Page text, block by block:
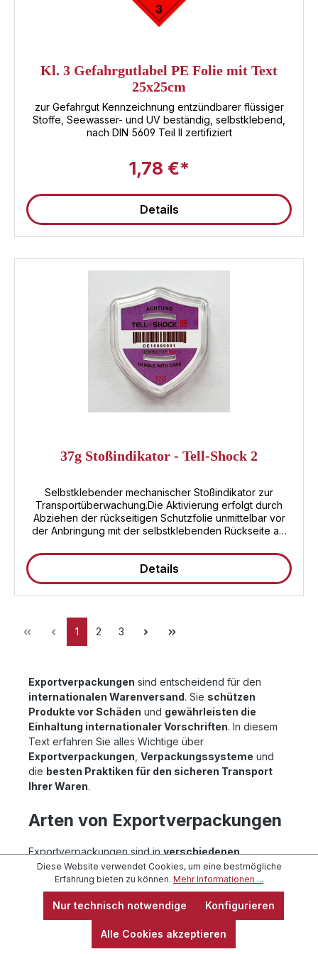
Transportvorschriften zu minimieren und dient
als Gefahrgut Kennzeichnung. Es ist auch ideal für die
Kennzeichnung von Containern, die ätzende Stoffe
möchten, die sowohl qualitativ hochwertig als auch
preislich attraktiv sind, ist unser Klasse 8 Gefahrgutlabel
mit Text genau das Richtige für Sie.
Kl. 3 Gefahrgutlabel PE Folie mit Text
25x25cm
zur Gefahrgut Kennzeichnung entzündbarer flüssiger
Stoffe, Seewasser- und UV beständig, selbstklebend,
nach DIN 5609 Teil II zertifiziert
1,78 €*
Details
37g Stoßindikator - Tell-Shock 2
Selbstklebender mechanischer Stoßindikator zur
Transportüberwachung.Die Aktivierung erfolgt durch
Abziehen der rückseitigen Schutzfolie unmittelbar vor
der Anbringung mit der selbstklebenden Rückseite am
Winkelbereich zwischen 45 und 90° zum Boden.Das der
Stoßrichtung zugewandte Fenster verfärbt sich bei
Auslösung rot.- oberes Fenster rot = Stoß von unten/
oberes Fenster rot = Stoß von oben-
Warnaufkleber im Lieferumfang enthalten- zertifiziert
durch die DEKRA-Gruppe
Details
1 2 3
Exportverpackungen sind entscheidend für den
internationalen Warenversand. Sie schützen
Produkte vor Schäden und gewährleisten die
Einhaltung internationaler Vorschriften. In diesem
Text erfahren Sie alles Wichtige über
Exportverpackungen Verpackungssysteme und
die besten Praktiken für den sicheren Transport
Ihrer Waren.
Arten von Exportverpackungen
Exportverpackungen sind inverschiedenen
Ausführungenerhältlich, um den spezifischen
Anforderungen unterschiedlicher Güter gerecht zu
Exportverpackungennäher erläutert:
Schutzverpackungen
Diese Website verwendet Cookies, um eine bestmögliche
Erfahrung bieten zu können. Mehr Informationen ...
Nur technisch notwendige Konfigurieren
Alle Cookies akzeptieren